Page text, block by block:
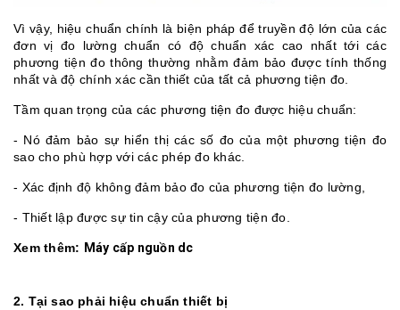
Vì vậy, hiệu chuẩn chính là biện pháp để truyền độ lớn của các
đơn vị đo lường chuẩn có độ chuẩn xác cao nhất tới các
phương tiện đo thông thường nhằm đảm bảo được tính thống
nhất và độ chính xác cần thiết của tất cả phương tiện đo.
Tầm quan trọng của các phương tiện đo được hiệu chuẩn:
- Nó đảm bảo sự hiển thị các số đo của một phương tiện đo
sao cho phù hợp với các phép đo khác.
- Xác định độ không đảm bảo đo của phương tiện đo lường,
- Thiết lập được sự tin cậy của phương tiện đo.
Xem thêm: Máy cấp nguồn dc
2. Tại sao phải hiệu chuẩn thiết bị